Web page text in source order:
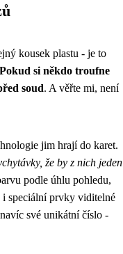
kousek plastu - je to
Pokud si někdo troufne
soud. A věřte mi, není
jim hrají do karet.
že by z nich jeden
podle úhlu pohledu,
speciální prvky viditelné
své unikátní číslo -